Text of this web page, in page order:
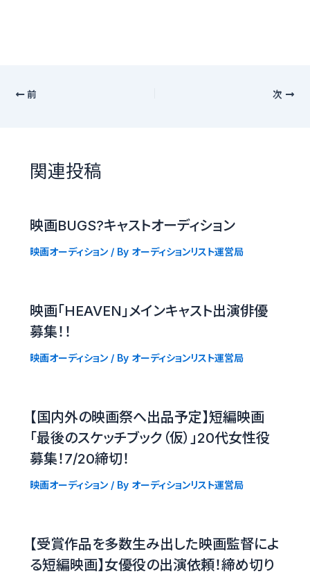
前 次
関連投稿
映画BUGS?キャストオーディション
映画オーディション/ By オーディションリスト運営局
映画「HEAVEN」メインキャスト出演俳優
募集！！
映画オーディション/ By オーディションリスト運営局
【国内外の映画祭へ出品予定】短編映画
「最後のスケッチブック（仮）」20代女性役
募集！7/20締切！
映画オーディション/ By オーディションリスト運営局
【受賞作品を多数生み出した映画監督によ
る短編映画】女優役の出演依頼！締め切り